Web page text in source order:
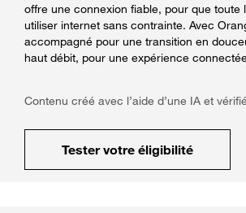
offre une connexion fiable, pour que toute
utiliser internet sans contrainte. Avec
accompagné pour une transition en
haut débit, pour une expérience
Contenu créé avec l’aide d’une IA et
Tester votre éligibilité